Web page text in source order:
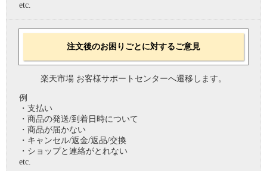
etc.
注文後のお困りごとに対するご意見
楽天市場 お客様サポートセンターへ遷移します。
例
・支払い
・商品の発送/到着日時について
・商品が届かない
・キャンセル/返金/返品/交換
・ショップと連絡がとれない
etc.